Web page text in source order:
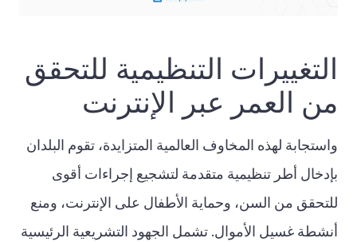
التغييرات التنظيمية للتحقق
من العمر عبر الإنترنت
واستجابة لهذه المخاوف العالمية المتزايدة، تقوم البلدان
بإدخال أطر تنظيمية متقدمة لتشجيع إجراءات أقوى
للتحقق من السن، وحماية الأطفال على الإنترنت، ومنع
أنشطة غسيل الأموال. تشمل الجهود التشريعية الرئيسية